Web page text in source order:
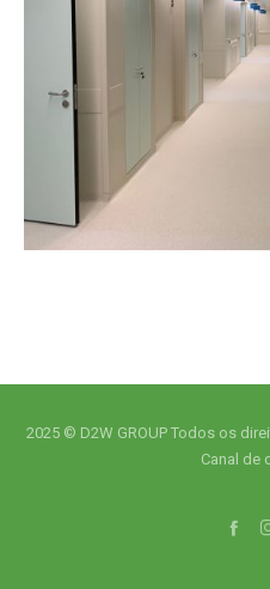
2025 © D2W GROUP Todos os
Canal de